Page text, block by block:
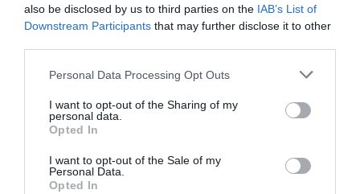
also be disclosed by us to third parties on the IAB’s List of
Downstream Participants that may further disclose it to other
Please note that this website/app uses one or more Google
not limited to your visit or usage behaviour. You may click to
grant or deny consent to Google and its third-party tags to
use your data for below specified purposes in below Google
consent section.
Personal Data Processing Opt Outs
I want to opt-out of the Sharing of my
personal data.
Opted In
I want to opt-out of the Sale of my
Personal Data.
Opted In